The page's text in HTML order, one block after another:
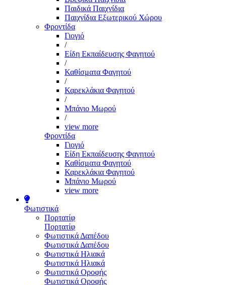
Παιδικά Παιχνίδια
Παιχνίδια Εξωτερικού Χώρου
Φροντίδα
Γιογιό
/
Είδη Εκπαίδευσης Φαγητού
/
Καθίσματα Φαγητού
/
Καρεκλάκια Φαγητού
/
Μπάνιο Μωρού
/
view more
Φροντίδα
Γιογιό
Είδη Εκπαίδευσης Φαγητού
Καθίσματα Φαγητού
Καρεκλάκια Φαγητού
Μπάνιο Μωρού
view more
Φωτιστικά
Πορτατίφ
Πορτατίφ
Φωτιστικά Δαπέδου
Φωτιστικά Δαπέδου
Φωτιστικά Ηλιακά
Φωτιστικά Ηλιακά
Φωτιστικά Οροφής
Φωτιστικά Οροφής